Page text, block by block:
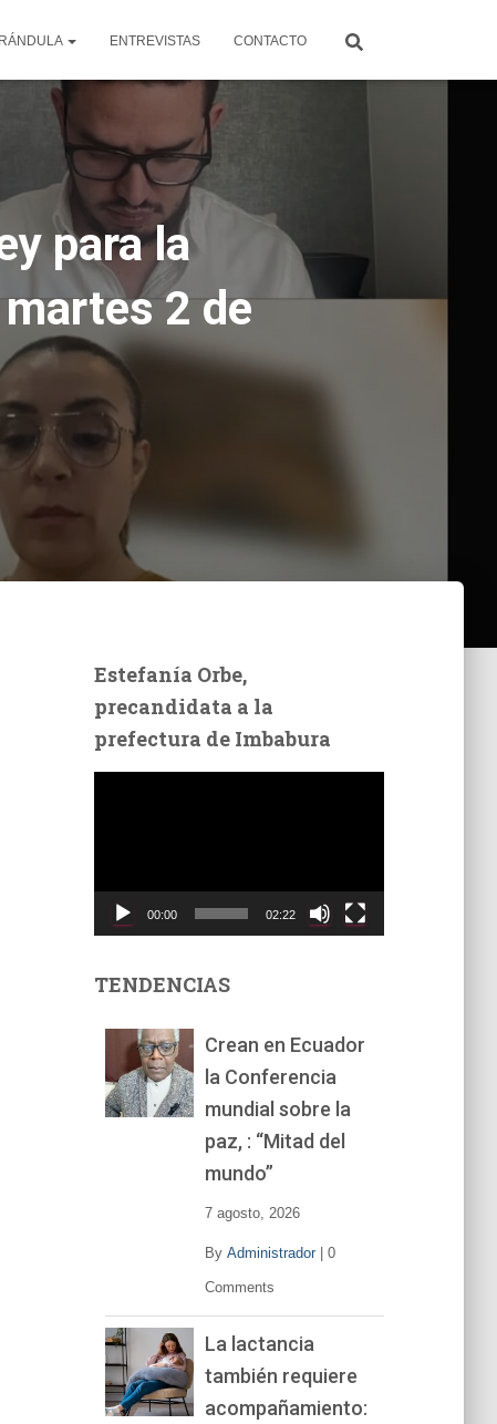
ENTREVISTAS CONTACTO
para la
2 de
Estefanía Orbe,
precandidata a la
prefectura de Imbabura
t
00:00 02:22
TENDENCIAS
Crean en Ecuador
la Conferencia
mundial sobre la
paz, : “Mitad del
mundo”
7 agosto, 2026
By Administrador| 0
Comments
La lactancia
también requiere
acompañamiento: